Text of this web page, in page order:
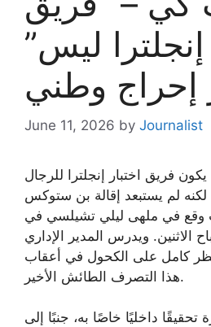
إنجلترا ليس”
June 11, 2026 by Journalist
فريق اختبار إنجلترا للرجال
لم يستبعد إقالة بن ستوكس
وقع في ملهى ليلي تشيلسي في
الاثنين. ويدرس المدير الإداري
كامل على الكحول في أعقاب
هذا التصرف الطائش الأخير.
داخليًا خاصًا به، جنبًا إلى